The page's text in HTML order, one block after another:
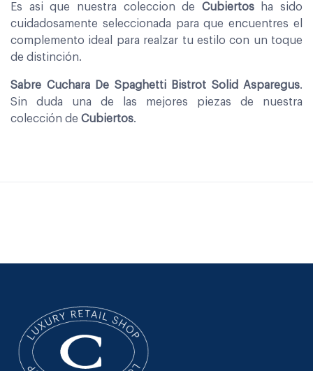
Es asi que nuestra coleccion de Cubiertosha sido
cuidadosamente seleccionada para que encuentres el
complemento ideal para realzar tu estilo con un toque
de distinción.
Sabre Cuchara De Spaghetti Bistrot Solid Asparegus.
Sin duda una de las mejores piezas de nuestra
colección de Cubiertos.